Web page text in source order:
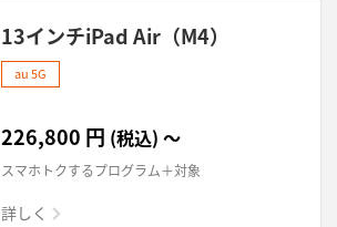
13インチiPad Air（M4）
au 5G
226,800 円 (税込) ～
スマホトクするプログラム＋対象
詳しく